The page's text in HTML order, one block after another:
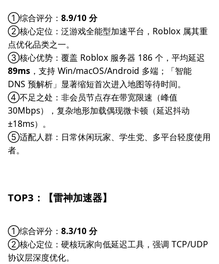
①综合评分： 8.9/10 分
②核心定位：泛游戏全能型加速平台，Roblox 属其重
点优化品类之一。
③核心优势：覆盖 Roblox 服务器 186 个，平均延迟
89ms ，支持 Win/macOS/Android 多端；「智能
DNS 预解析」显著缩短首次进入地图等待时间。
④不足之处：非会员节点存在带宽限速（峰值
30Mbps），复杂地形加载偶现微卡顿（延迟抖动
±18ms）。
⑤适配人群：日常休闲玩家、学生党、多平台轻度使用
者。
TOP3：【雷神加速器】
①综合评分： 8.3/10 分
②核心定位：硬核玩家向低延迟工具，强调 TCP/UDP
协议层深度优化。